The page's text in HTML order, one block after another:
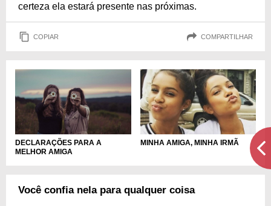
certeza ela estará presente nas próximas.
COPIAR COMPARTILHAR
DECLARAÇÕES PARA A
MELHOR AMIGA
MINHA AMIGA, MINHA IRMÃ
Você confia nela para qualquer coisa